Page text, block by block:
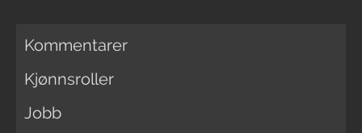
Kommentarer
Kjønnsroller
Jobb